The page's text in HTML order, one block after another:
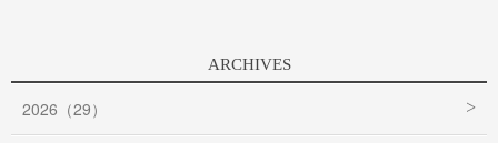
ARCHIVES
2026（29）